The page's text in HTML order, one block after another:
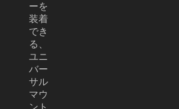
ーを
装着
でき
る、
ユニ
バー
サル
マウ